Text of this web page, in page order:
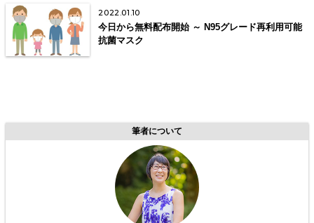
2022.01.10
今日から無料配布開始 ～ N95グレード再利用可能
抗菌マスク
筆者について